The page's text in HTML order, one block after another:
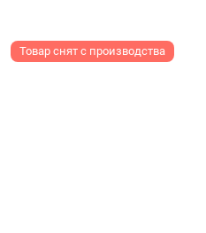
Товар снят с производства